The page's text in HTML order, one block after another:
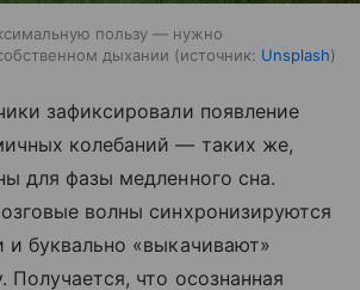
пользу — нужно
дыхании
источник: Unsplash
зафиксировали появление
колебаний — таких же,
для фазы медленного сна.
волны синхронизируются
и буквально «выкачивают»
Получается, что осознанная